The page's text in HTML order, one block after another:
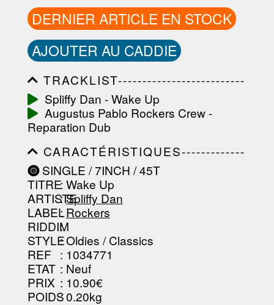
DERNIER ARTICLE EN STOCK
AJOUTER AU CADDIE
TRACKLIST--------------------------
-----------------------------------------
-----------------------------------------
-----------------------------------------
-----------------------------------------
-------------------
Spliffy Dan - Wake Up
Augustus Pablo Rockers Crew -
Reparation Dub
CARACTÉRISTIQUES-------------
-----------------------------------------
-----------------------------------------
-----------------------------------------
-----------------------------------------
--------------------------------
SINGLE / 7INCH / 45T
TITRE: Wake Up
ARTISTE
:Spliffy Dan
LABEL
:Rockers
RIDDIM
:
STYLE: Oldies / Classics
REF : 1034771
ETAT : Neuf
PRIX : 10.90€
POIDS: 0.20kg